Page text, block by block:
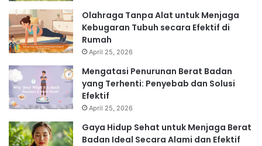
Olahraga Tanpa Alat untuk Menjaga
Kebugaran Tubuh secara Efektif di
Rumah
April 25, 2026
Mengatasi Penurunan Berat Badan
yang Terhenti: Penyebab dan Solusi
Efektif
April 25, 2026
Gaya Hidup Sehat untuk Menjaga Berat
Badan Ideal Secara Alami dan Efektif